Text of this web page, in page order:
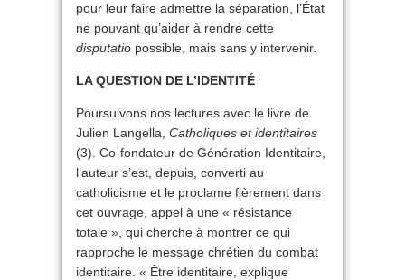
pour leur faire admettre la séparation, l’État
ne pouvant qu’aider à rendre cette
disputatio possible, mais sans y intervenir.
LA QUESTION DE L’IDENTITÉ
Poursuivons nos lectures avec le livre de
Julien Langella, Catholiques et identitaires
(3). Co-fondateur de Génération Identitaire,
l’auteur s’est, depuis, converti au
catholicisme et le proclame fièrement dans
cet ouvrage, appel à une « résistance
totale », qui cherche à montrer ce qui
rapproche le message chrétien du combat
identitaire. « Être identitaire, explique